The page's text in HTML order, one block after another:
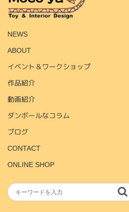
NEWS
ABOUT
イベント＆ワークショップ
作品紹介
動画紹介
ダンボールなコラム
ブログ
CONTACT
ONLINE SHOP